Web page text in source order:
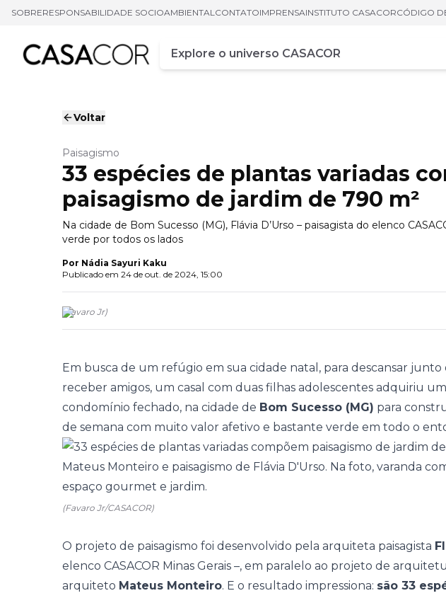
SOBRERESPONSABILIDADE SOCIOAMBIENTALCONTATOIMPRENSAINSTITUTO CASACORCÓDIGO
Campo de busca
Digite pelo menos três caracteres
Voltar
Paisagismo
33 espécies de plantas variadas
paisagismo de jardim de 790 m²
Na cidade de Bom Sucesso (MG), Flávia D’Urso – paisagista do elenco
verde por todos os lados
Por Nádia Sayuri Kaku
Publicado em 24 de out. de 2024, 15:00
(Favaro Jr)
Em busca de um refúgio em sua cidade natal, para descansar junto
receber amigos, um casal com duas filhas adolescentes adquiriu
condomínio fechado, na cidade de Bom Sucesso (MG) para
de semana com muito valor afetivo e bastante verde em todo o
(Favaro Jr/CASACOR)
O projeto de paisagismo foi desenvolvido pela arquiteta paisagista
elenco CASACOR Minas Gerais –, em paralelo ao projeto de
arquiteto Mateus Monteiro. E o resultado impressiona: são 33